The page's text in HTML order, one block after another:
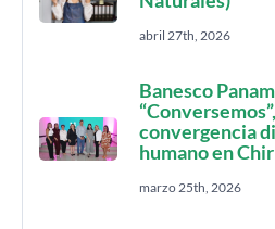
abril 27th, 2026
Banesco
convergencia
humano en
marzo 25th, 2026